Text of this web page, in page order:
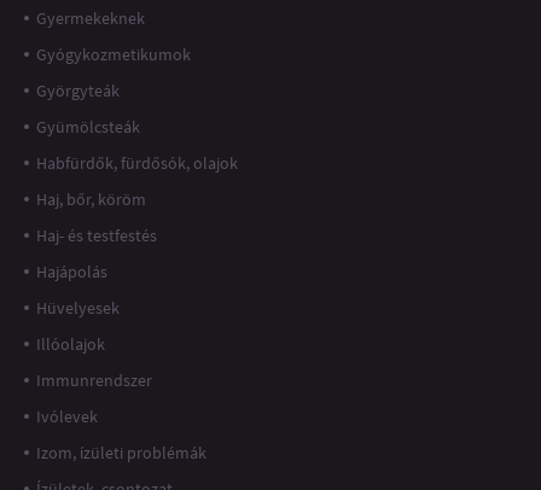
Gyermekeknek
Gyógykozmetikumok
Györgyteák
Gyümölcsteák
Habfürdők, fürdősók, olajok
Haj, bőr, köröm
Haj- és testfestés
Hajápolás
Hüvelyesek
Illóolajok
Immunrendszer
Ivólevek
Izom, ízületi problémák